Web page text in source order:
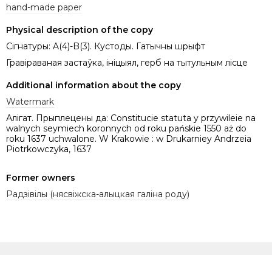
hand-made paper
Physical description of the copy
Сігнатуры: A(4)-B(3). Кустоды. Гатычны шрыфт
Гравіраваная застаўка, ініцыял, герб на тытульным лісце
Additional information about the copy
Watermark
Алігат. Прыплецены да: Constitucie statuta y przywileie na
walnych seymiech koronnych od roku pańskie 1550 aż do
roku 1637 uchwalone. W Krakowie : w Drukarniey Andrzeia
Piotrkowczyka, 1637
Former owners
Радзівілы (нясвіжска-алыцкая галіна роду)